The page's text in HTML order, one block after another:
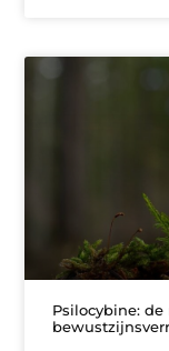
Psilocybine: